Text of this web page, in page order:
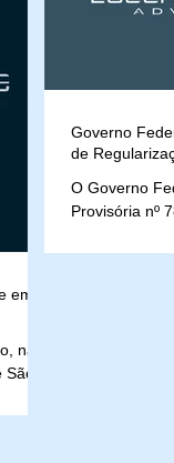
em
na
Governo
de
O Governo
Provisória nº